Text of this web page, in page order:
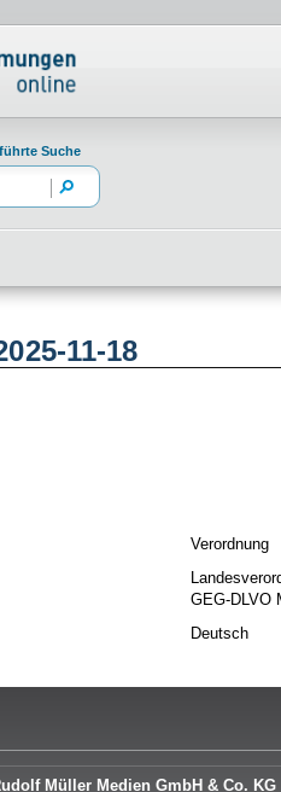
Suche
11-18
Verordnung
GEG-DLVO
Deutsch
Müller Medien GmbH & Co. KG